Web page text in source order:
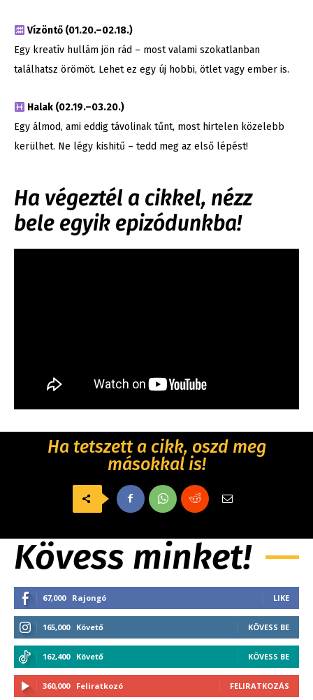
Vízöntő (01.20.–02.18.)
Egy kreatív hullám jön rád – most valami szokatlanban
találhatsz örömöt. Lehet ez egy új hobbi, ötlet vagy ember is.
Halak (02.19.–03.20.)
Egy álmod, ami eddig távolinak tűnt, most hirtelen közelebb
kerülhet. Ne légy kishitű – tedd meg az első lépést!
Ha végeztél a cikkel, nézz
bele egyik epizódunkba!
Ha tetszett a cikk, oszd meg
másokkal is!
Kövess minket!
67,000 Rajongó LIKE
165,000 Követő KÖVESS BE
162,400 Követő KÖVESS BE
360,000 Feliratkozó FELIRATKOZÁS